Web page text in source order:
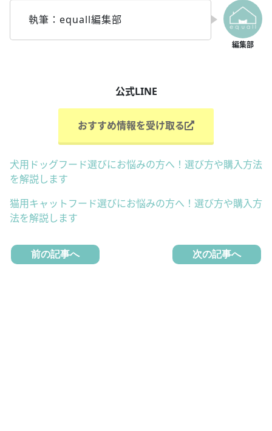
執筆：equall編集部
公式LINE
おすすめ情報を受け取る
犬用ドッグフード選びにお悩みの方へ！選び方や購入方法
を解説します
猫用キャットフード選びにお悩みの方へ！選び方や購入方
法を解説します
前の記事へ 次の記事へ